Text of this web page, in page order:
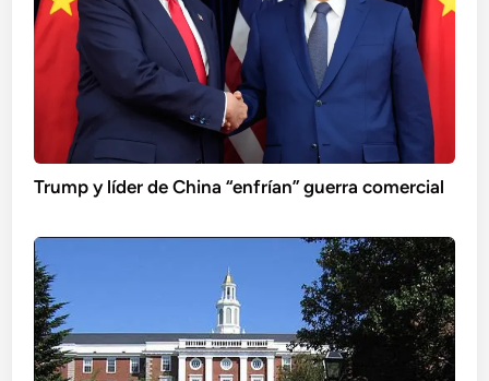
Trump y líder de China “enfrían” guerra comercial